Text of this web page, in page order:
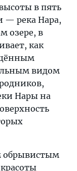
в пять
— река Нара,
озере, в
как
видом
Нары на
обрывистым